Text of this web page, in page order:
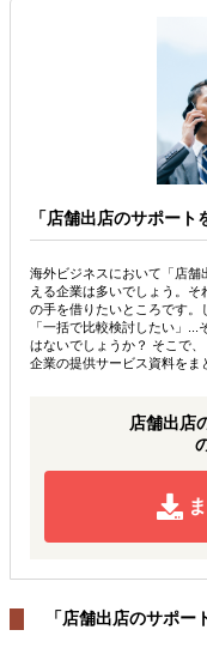
「店舗出店のサポー
海外ビジネスにおいて「店舗
える企業は多いでしょう。
の手を借りたいところです。
「一括で比較検討したい」
はないでしょうか？ そこで
企業の提供サービス資料をま
店舗出店
「店舗出店のサポ